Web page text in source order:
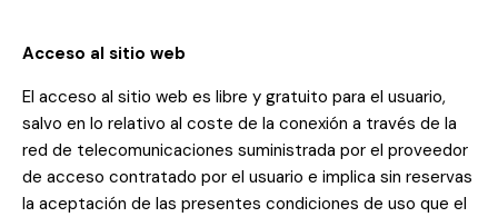
Acceso al sitio web
El acceso al sitio web es libre y gratuito para el usuario,
salvo en lo relativo al coste de la conexión a través de la
red de telecomunicaciones suministrada por el proveedor
de acceso contratado por el usuario e implica sin reservas
la aceptación de las presentes condiciones de uso que el